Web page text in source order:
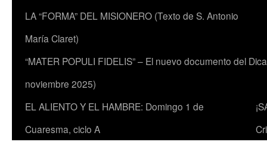
LA “FORMA” DEL MISIONERO (Texto de S. Antonio
María Claret)
“MATER POPULI FIDELIS” – El nuevo documento del
noviembre 2025)
EL ALIENTO Y EL HAMBRE: Domingo 1 de
Cuaresma, ciclo A